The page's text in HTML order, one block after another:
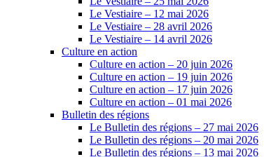
Le Vestiaire – 12 mai 2026
Le Vestiaire – 28 avril 2026
Le Vestiaire – 14 avril 2026
Culture en action
Culture en action – 20 juin 2026
Culture en action – 19 juin 2026
Culture en action – 17 juin 2026
Culture en action – 01 mai 2026
Bulletin des régions
Le Bulletin des régions – 27 mai 2026
Le Bulletin des régions – 20 mai 2026
Le Bulletin des régions – 13 mai 2026